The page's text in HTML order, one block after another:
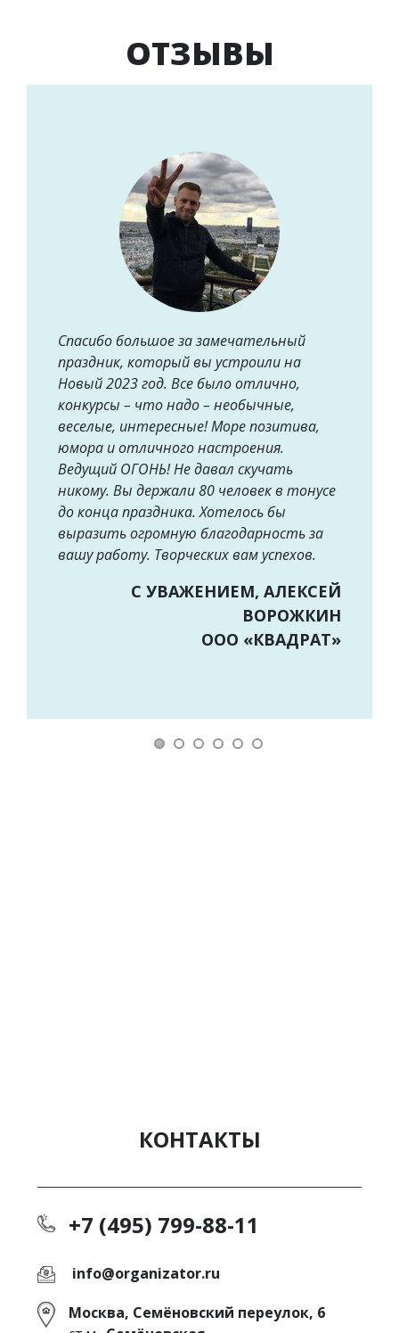
ОТЗЫВЫ
Спасибо большое за замечательный
праздник, который вы устроили на
Новый 2023 год. Все было отлично,
конкурсы – что надо – необычные,
веселые, интересные! Море позитива,
юмора и отличного настроения.
Ведущий ОГОНЬ! Не давал скучать
никому. Вы держали 80 человек в тонусе
до конца праздника. Хотелось бы
выразить огромную благодарность за
вашу работу. Творческих вам успехов.
С УВАЖЕНИЕМ, АЛЕКСЕЙ
ВОРОЖКИН
ООО «КВАДРАТ»
КОНТАКТЫ
+7 (495) 799-88-11
info@organizator.ru
Москва, Семёновский переулок, 6